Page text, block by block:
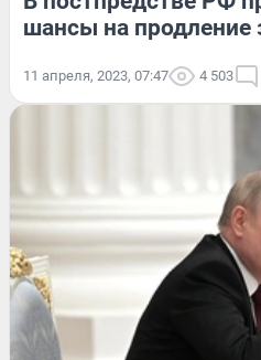
шансы на продление
11 апреля, 2023, 07:47 4 503